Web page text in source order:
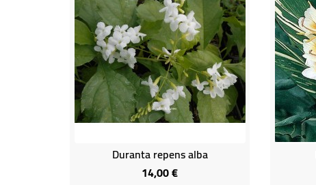
Duranta repens alba
14,00 €Prix